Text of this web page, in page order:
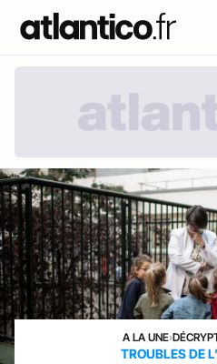
A LA UNE›
TROUBLES DE